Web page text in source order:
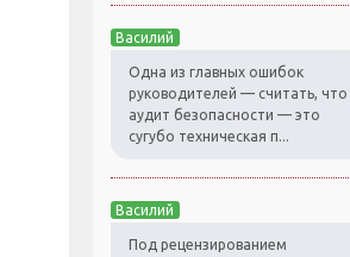
Василий
Одна из главных ошибок
руководителей — считать, что
аудит безопасности — это
сугубо техническая п...
Василий
Под рецензированием